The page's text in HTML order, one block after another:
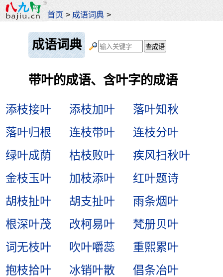
首页 > 成语词典 >
成语词典
带叶的成语、含叶字的成语
添枝接叶 添枝加叶
落叶知秋
落叶归根
连枝带叶
连枝分叶
绿叶成荫
枯枝败叶
疾风扫秋叶
金枝玉叶
加枝添叶
红叶题诗
胡枝扯叶
胡支扯叶
雨条烟叶
根深叶茂
改柯易叶
梵册贝叶
词无枝叶
吹叶嚼蕊
重熙累叶
抱枝拾叶
冰销叶散
倡条冶叶